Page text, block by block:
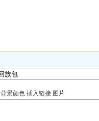
背景颜色 插入链接 图片